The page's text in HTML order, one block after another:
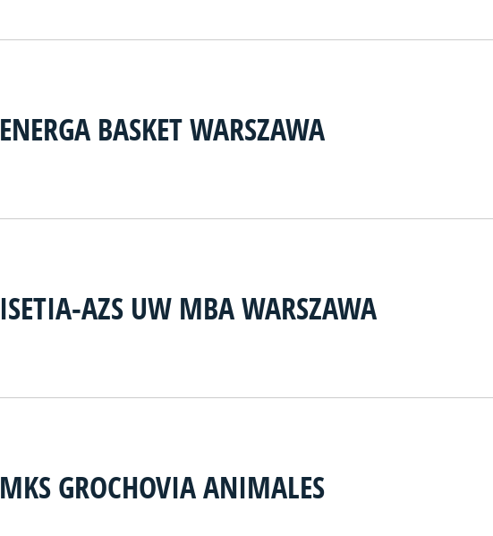
ENERGA BASKET WARSZAWA
ISETIA-AZS UW MBA WARSZAWA
MKS GROCHOVIA ANIMALES